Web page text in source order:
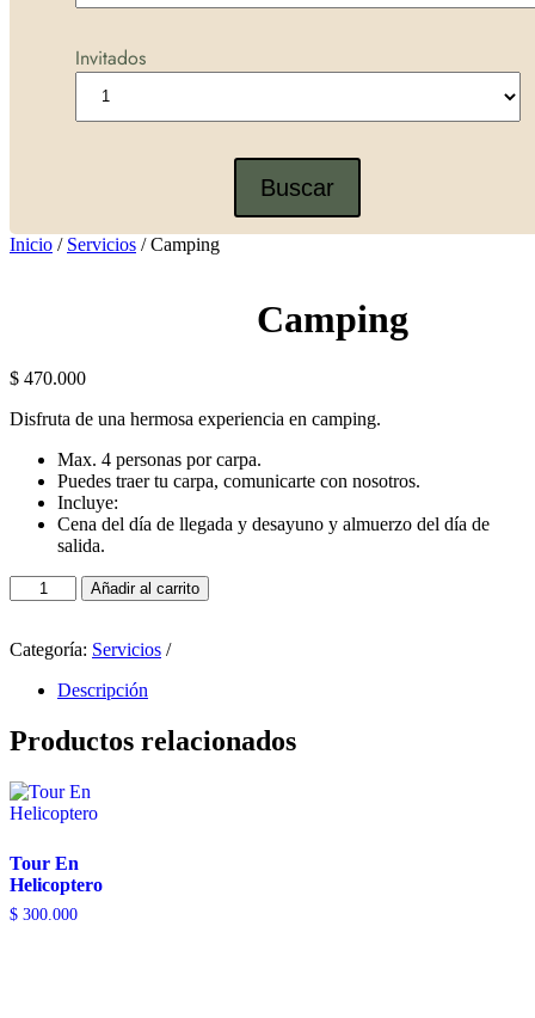
Invitados
Inicio / Servicios / Camping
Camping
$ 470.000
Disfruta de una hermosa experiencia en camping.
Max. 4 personas por carpa.
Puedes traer tu carpa, comunicarte con nosotros.
Incluye:
Cena del día de llegada y desayuno y almuerzo del día de
salida.
Camping
cantidad
Añadir al carrito
Categoría: Servicios
Descripción
Productos relacionados
Tour En
Helicoptero
$ 300.000